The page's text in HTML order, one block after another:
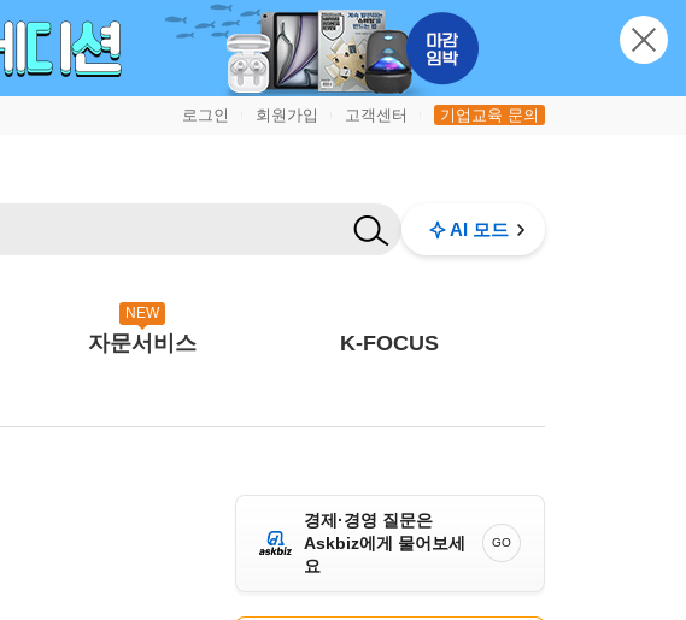
로그인 회원가입 고객센터 기업교육 문의
AI 모드
NEW
자문서비스 K-FOCUS
경제·경영 질문은
Askbiz에게 물어보세
요
GO